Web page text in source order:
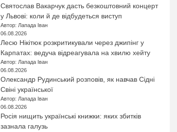
Святослав Вакарчук дасть безкоштовний концерт
у Львові: коли й де відбудеться виступ
Автор: Лапада Іван
06.08.2026
Лесю Нікітюк розкритикували через джипінг у
Карпатах: ведуча відреагувала на хвилю хейту
Автор: Лапада Іван
06.08.2026
Олександр Рудинський розповів, як навчав Сідні
Свіні української
Автор: Лапада Іван
06.08.2026
Росія нищить українські книжки: яких збитків
зазнала галузь